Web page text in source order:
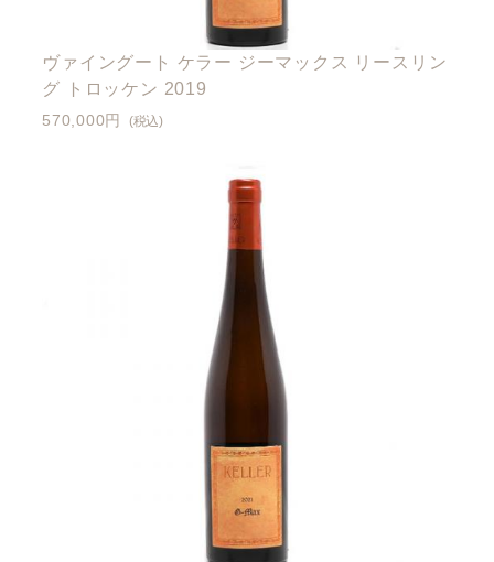
ヴァイングート ケラー ジーマックス リースリン
グ トロッケン 2019
570,000円 (税込)